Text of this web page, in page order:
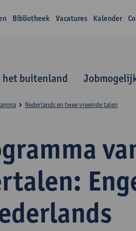
Bibliotheek Vacatures Kalender
het buitenland
Nederlands en twee vreemde talen